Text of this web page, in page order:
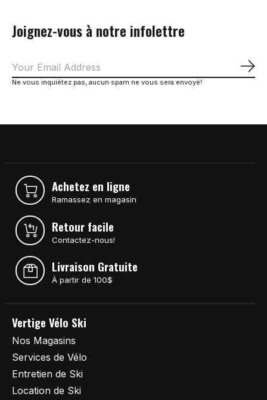
Joignez-vous à notre infolettre
Ne vous inquiétez pas, aucun spam ne vous sera envoyé!
Achetez en ligne
Ramassez en magasin
Retour facile
Contactez-nous!
Livraison Gratuite
À partir de 100$
Vertige Vélo Ski
Nos Magasins
Services de Vélo
Entretien de Ski
Location de Ski